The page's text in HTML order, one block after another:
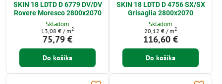
SKIN 18 LDTD D 6779 DV/DV
Rovere Moresco 2800x2070
Skladom
75,79 €
13,08 € / m2
Do košíka
SKIN 18 LDTD D 4756 SX/SX
Grisaglia 2800x2070
Skladom
116,60 €
20,12 € / m2
Do košíka